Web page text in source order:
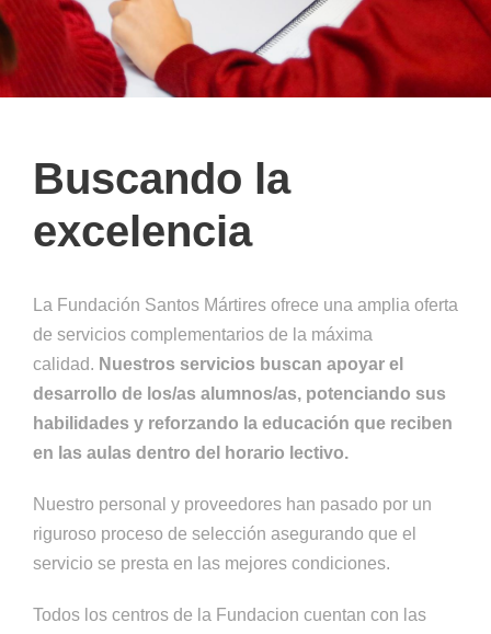
Buscando la
excelencia
La Fundación Santos Mártires ofrece una amplia oferta
de servicios complementarios de la máxima
calidad. Nuestros servicios buscan apoyar el
desarrollo de los/as alumnos/as, potenciando sus
habilidades y reforzando la educación que reciben
en las aulas dentro del horario lectivo.
Nuestro personal y proveedores han pasado por un
riguroso proceso de selección asegurando que el
servicio se presta en las mejores condiciones.
Todos los centros de la Fundacion cuentan con las